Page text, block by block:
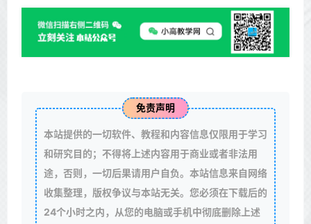
免责声明
本站提供的一切软件、教程和内容信息仅限用于学习
和研究目的；不得将上述内容用于商业或者非法用
途，否则，一切后果请用户自负。本站信息来自网络
收集整理，版权争议与本站无关。您必须在下载后的
24个小时之内，从您的电脑或手机中彻底删除上述